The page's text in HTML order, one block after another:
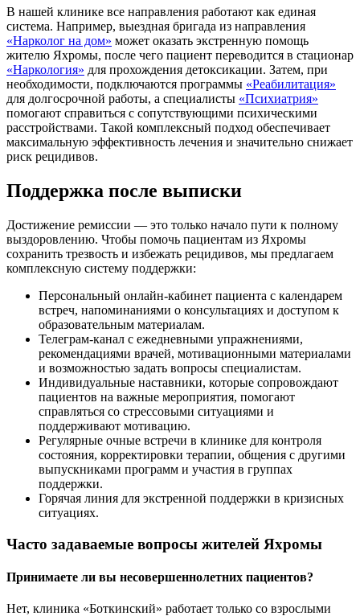
В нашей клинике все направления работают как единая
система. Например, выездная бригада из направления
«Нарколог на дом» может оказать экстренную помощь
жителю Яхромы, после чего пациент переводится в стационар
«Наркология» для прохождения детоксикации. Затем, при
необходимости, подключаются программы «Реабилитация»
для долгосрочной работы, а специалисты «Психиатрия»
помогают справиться с сопутствующими психическими
расстройствами. Такой комплексный подход обеспечивает
максимальную эффективность лечения и значительно снижает
риск рецидивов.
Поддержка после выписки
Достижение ремиссии — это только начало пути к полному
выздоровлению. Чтобы помочь пациентам из Яхромы
сохранить трезвость и избежать рецидивов, мы предлагаем
комплексную систему поддержки:
Персональный онлайн-кабинет пациента с календарем
встреч, напоминаниями о консультациях и доступом к
образовательным материалам.
Телеграм-канал с ежедневными упражнениями,
рекомендациями врачей, мотивационными материалами
и возможностью задать вопросы специалистам.
Индивидуальные наставники, которые сопровождают
пациентов на важные мероприятия, помогают
справляться со стрессовыми ситуациями и
поддерживают мотивацию.
Регулярные очные встречи в клинике для контроля
состояния, корректировки терапии, общения с другими
выпускниками программ и участия в группах
поддержки.
Горячая линия для экстренной поддержки в кризисных
ситуациях.
Часто задаваемые вопросы жителей Яхромы
Принимаете ли вы несовершеннолетних пациентов?
Нет, клиника «Боткинский» работает только со взрослыми